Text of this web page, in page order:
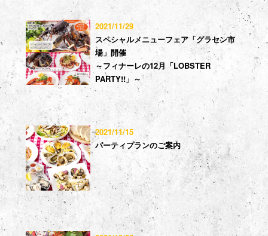
2021/11/29
スペシャルメニューフェア「グラセン市
場」開催
～フィナーレの12月「LOBSTER
PARTY!!」～
2021/11/15
パーティプランのご案内